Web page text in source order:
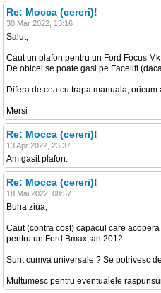
Re: Mocca (cereri)!
30 Mar 2022, 13:16
Salut,
Caut un plafon pentru un Ford Focus
De obicei se poate gasi pe Facelift
Difera de cea cu trapa manuala,
Mersi
Re: Mocca (cereri)!
13 Apr 2022, 23:37
Am gasit plafon.
Re: Mocca (cereri)!
18 Mai 2022, 08:57
Buna ziua,
Caut (contra cost) capacul care
pentru un Ford Bmax, an 2012 ...
Sunt cumva universale ? Se potrivesc
Multumesc pentru eventualele